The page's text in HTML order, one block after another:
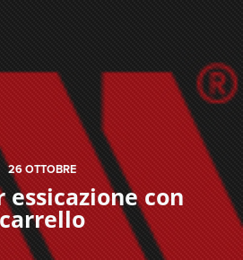
26OTTOBRE
con
carrello